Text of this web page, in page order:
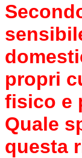
propri
fisico e
Quale
questa